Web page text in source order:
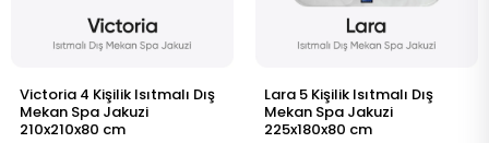
Victoria 4 Kişilik Isıtmalı Dış
Mekan Spa Jakuzi
210x210x80 cm
Lara 5 Kişilik Isıtmalı Dış
Mekan Spa Jakuzi
225x180x80 cm